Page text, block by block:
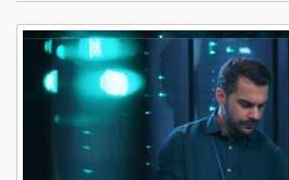
Lisez aussi: